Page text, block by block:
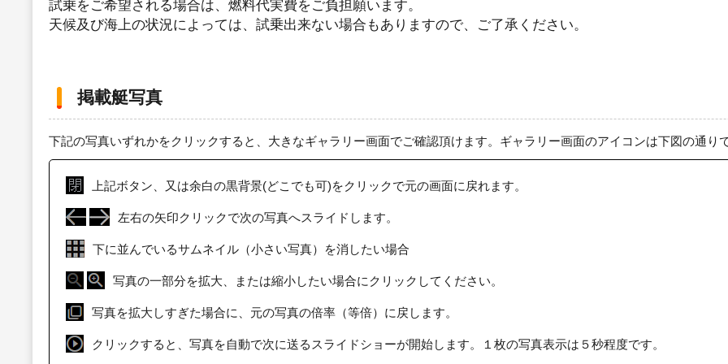
試乗をご希望される場合は、燃料代実費をご負担願います。
天候及び海上の状況によっては、試乗出来ない場合もありますので、ご了承ください。
掲載艇写真
下記の写真いずれかをクリックすると、大きなギャラリー画面でご確認頂けます。ギャラリー画面のアイコンは下図の通り
上記ボタン、又は余白の黒背景(どこでも可)をクリックで元の画面に戻れます。
左右の矢印クリックで次の写真へスライドします。
下に並んでいるサムネイル（小さい写真）を消したい場合
写真の一部分を拡大、または縮小したい場合にクリックしてください。
写真を拡大しすぎた場合に、元の写真の倍率（等倍）に戻します。
クリックすると、写真を自動で次に送るスライドショーが開始します。１枚の写真表示は５秒程度です。